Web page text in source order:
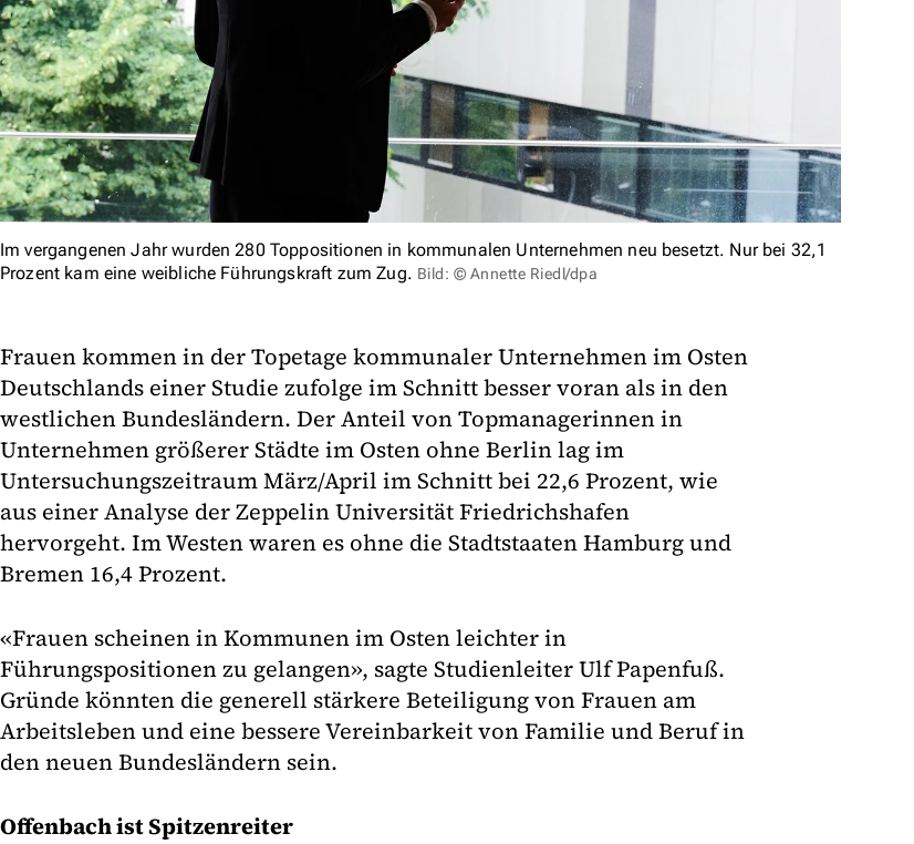
Im vergangenen Jahr wurden 280 Toppositionen in kommunalen Unternehmen neu besetzt. Nur bei 32,1
Prozent kam eine weibliche Führungskraft zum Zug. Bild: © Annette Riedl/dpa
Frauen kommen in der Topetage kommunaler Unternehmen im Osten
Deutschlands einer Studie zufolge im Schnitt besser voran als in den
westlichen Bundesländern. Der Anteil von Topmanagerinnen in
Unternehmen größerer Städte im Osten ohne Berlin lag im
Untersuchungszeitraum März/April im Schnitt bei 22,6 Prozent, wie
aus einer Analyse der Zeppelin Universität Friedrichshafen
hervorgeht. Im Westen waren es ohne die Stadtstaaten Hamburg und
Bremen 16,4 Prozent.
«Frauen scheinen in Kommunen im Osten leichter in
Führungspositionen zu gelangen», sagte Studienleiter Ulf Papenfuß.
Gründe könnten die generell stärkere Beteiligung von Frauen am
Arbeitsleben und eine bessere Vereinbarkeit von Familie und Beruf in
den neuen Bundesländern sein.
Offenbach ist Spitzenreiter